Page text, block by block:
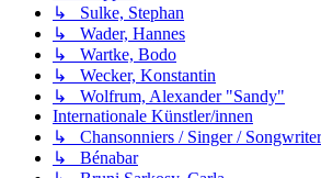
↳ Sulke, Stephan
↳ Wader, Hannes
↳ Wartke, Bodo
↳ Wecker, Konstantin
↳ Wolfrum, Alexander "Sandy"
Internationale Künstler/innen
↳ Chansonniers / Singer /
↳ Bénabar